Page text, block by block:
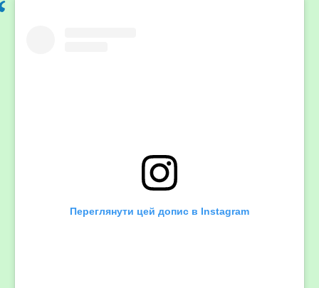
Переглянути цей допис в Instagram